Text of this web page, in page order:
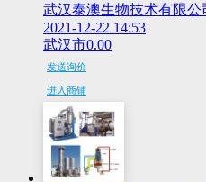
武汉泰澳生物技术有限公
2021-12-22 14:53
武汉市0.00
发送询价
进入商铺